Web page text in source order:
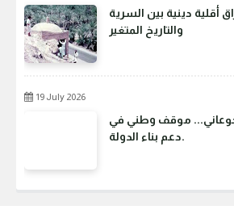
أقلية دينية بين السرية
والتاريخ المتغير
19 July 2026
موقف وطني في
دعم بناء الدولة.